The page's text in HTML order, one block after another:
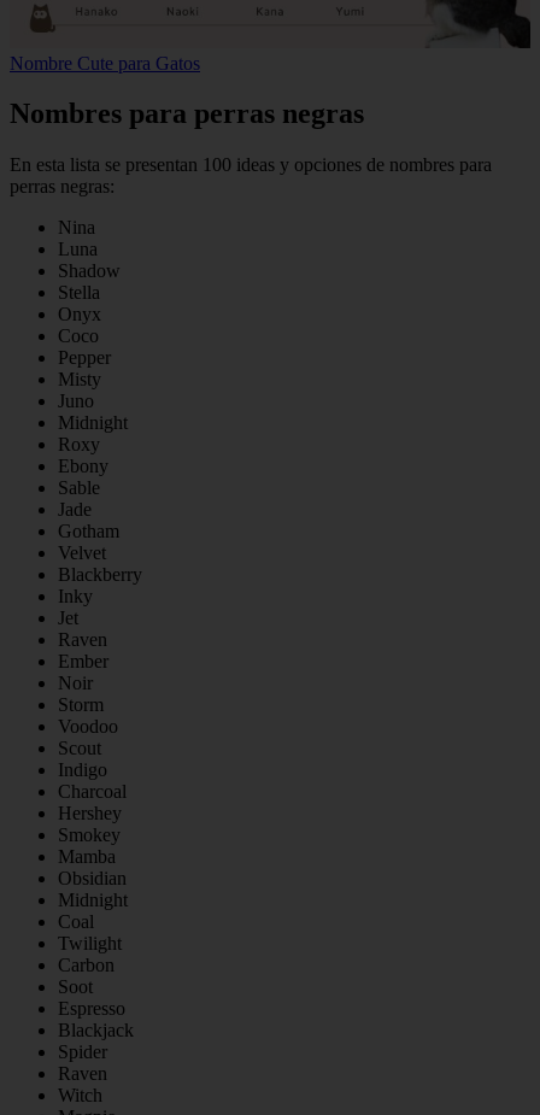
Nombre Cute para Gatos
Nombres para perras negras
En esta lista se presentan 100 ideas y opciones de nombres para
perras negras:
Nina
Luna
Shadow
Stella
Onyx
Coco
Pepper
Misty
Juno
Midnight
Roxy
Ebony
Sable
Jade
Gotham
Velvet
Blackberry
Inky
Jet
Raven
Ember
Noir
Storm
Voodoo
Scout
Indigo
Charcoal
Hershey
Smokey
Mamba
Obsidian
Midnight
Coal
Twilight
Carbon
Soot
Espresso
Blackjack
Spider
Raven
Witch